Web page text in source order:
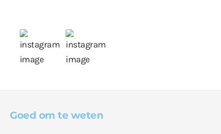
Goed om te weten